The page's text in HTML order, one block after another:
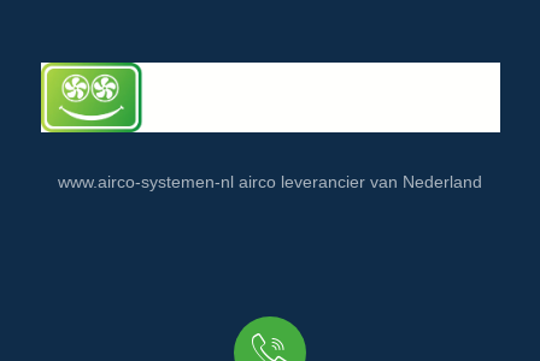
www.airco-systemen-nl airco leverancier van Nederland